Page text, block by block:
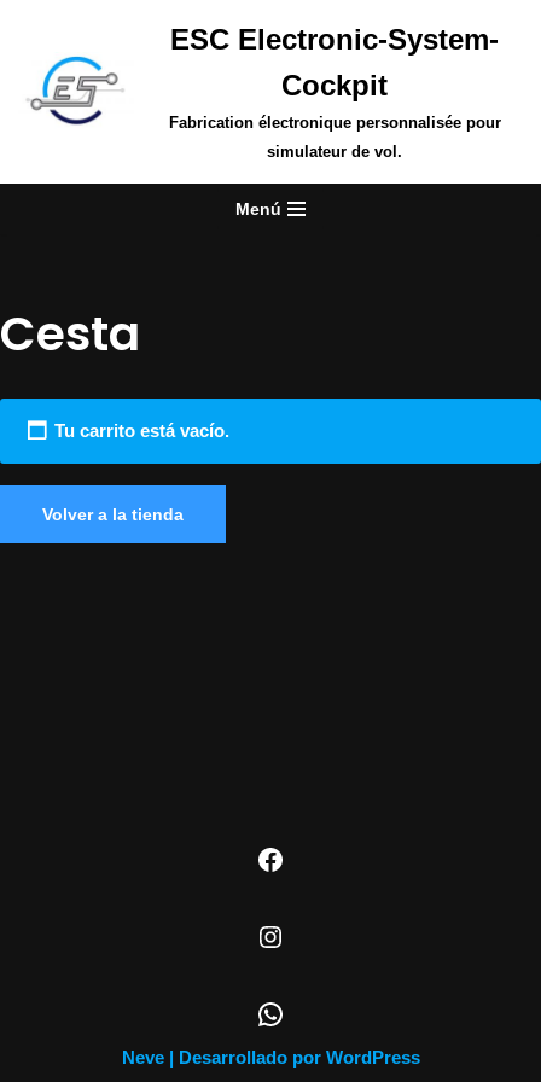
Saltar
al
contenido
ESC Electronic-System-
Cockpit
Fabrication électronique personnalisée pour
simulateur de vol.
Menú
Cesta
Tu carrito está vacío.
Volver a la tienda
Neve| Desarrollado por WordPress